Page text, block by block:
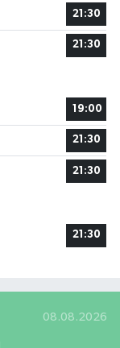
21:30
21:30
19:00
21:30
21:30
21:30
08.08.2026